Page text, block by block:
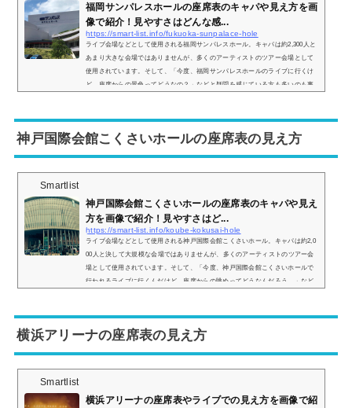
福岡サンパレスホールの座席表のキャパや見え方を画
像で紹介！見やすさはどんな感...
https://smart-list.info/fukuoka-sunpalace-hole
ライブ会場などとして使用される福岡サンパレスホール。キャパは約2,300人と
あまり大きな会場ではありませんが、多くのアーティストのツアー会場として
使用されています。そして、「今度、福岡サンパレスホールのライブに行くけ
ど、座席からの景色ってどうなの？」などと疑問を感じている方も多いのも事
レスホールの座席表とキャパは？福岡サンパレスホールの座席表は以下の通り
です。...
神戸国際会館こくさいホールの座席表の見え方
Smartlist
神戸国際会館こくさいホールの座席表のキャパや見え
方を画像で紹介！見やすさはど...
https://smart-list.info/koube-kokusai-hole
ライブ会場などとして使用される神戸国際会館こくさいホール。キャパは約2,0
00人と決して大規模な会場ではありませんが、多くのアーティストのツアー会
場として使用されています。そして、「今度、神戸国際会館こくさいホールで
行われるライブに行くんだけど、座席からの眺めってどうなんだろう…」など
戸国際...
横浜アリーナの座席表の見え方
Smartlist
横浜アリーナの座席表やライブでの見え方を画像で紹